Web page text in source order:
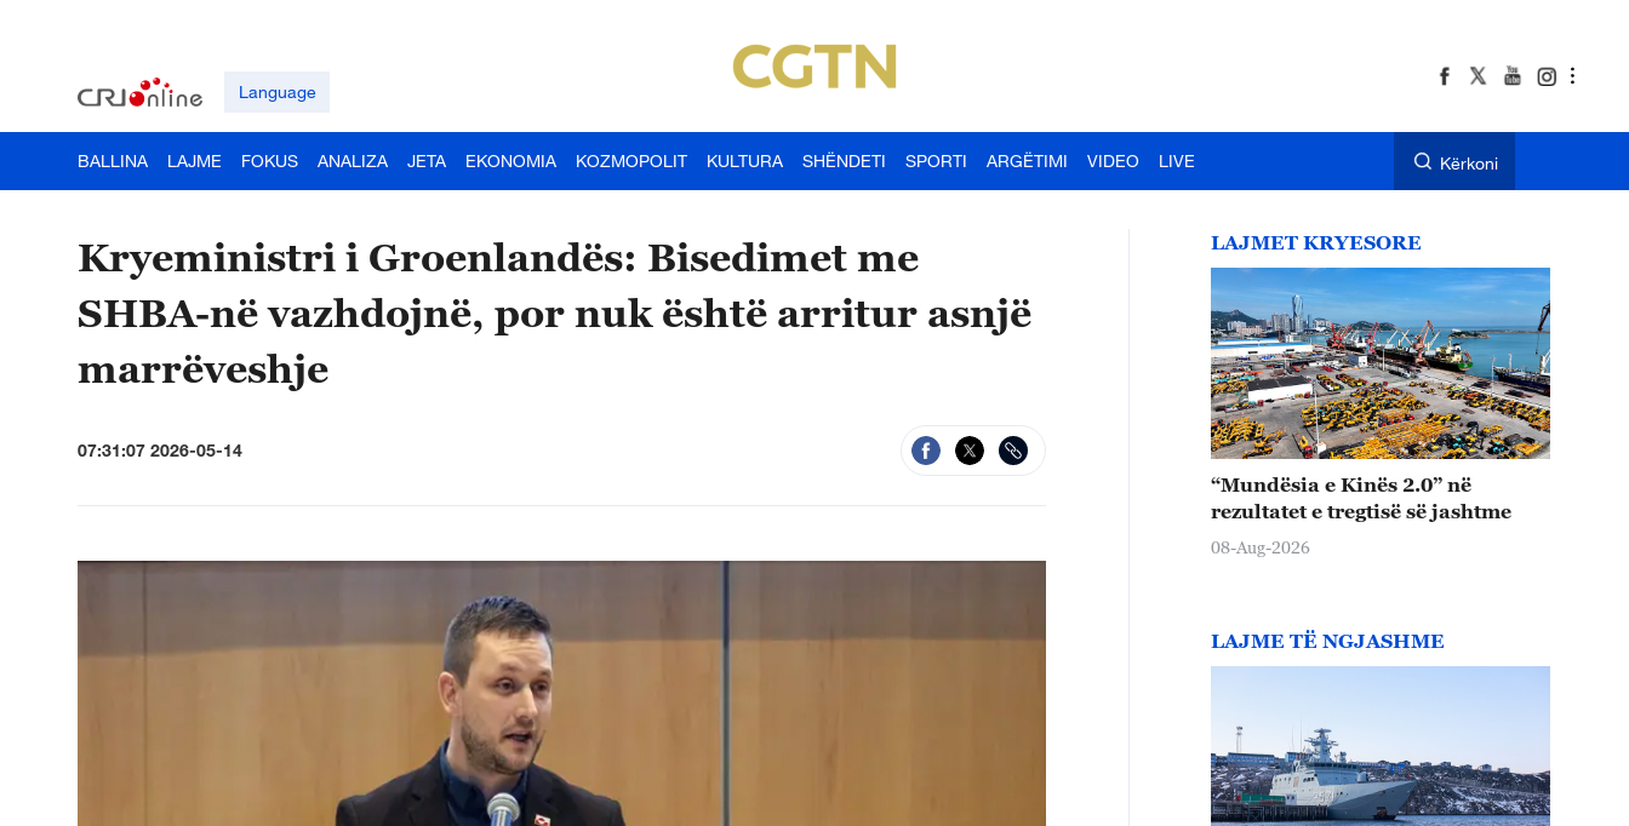
Language
BALLINA LAJME FOKUS ANALIZA JETA EKONOMIA KOZMOPOLIT KULTURA SHËNDETI SPORTI ARGËTIMI VIDEO LIVE Kërkoni
Kryeministri i Groenlandës: Bisedimet me
SHBA-në vazhdojnë, por nuk është arritur asnjë
marrëveshje
07:31:07 2026-05-14
LAJMET KRYESORE
“Mundësia e Kinës 2.0” në
rezultatet e tregtisë së jashtme
08-Aug-2026
LAJME TË NGJASHME